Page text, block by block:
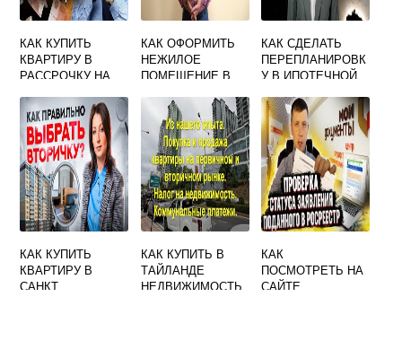
КАК КУПИТЬ
КВАРТИРУ В
РАССРОЧКУ НА
РЫНКЕ
КАК ОФОРМИТЬ
НЕЖИЛОЕ
ПОМЕЩЕНИЕ В
КАК СДЕЛАТЬ
ПЕРЕПЛАНИРОВК
У В ИПОТЕЧНОЙ
КАК КУПИТЬ
КВАРТИРУ В
САНКТ
КАК КУПИТЬ В
ТАЙЛАНДЕ
НЕДВИЖИМОСТЬ
КАК
ПОСМОТРЕТЬ НА
САЙТЕ